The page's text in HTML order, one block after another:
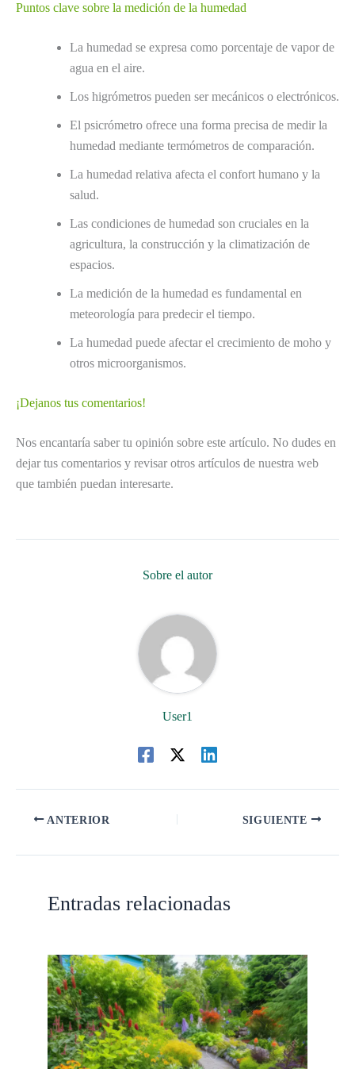
Puntos clave sobre la medición de la humedad
La humedad se expresa como porcentaje de vapor de
agua en el aire.
Los higrómetros pueden ser mecánicos o electrónicos.
El psicrómetro ofrece una forma precisa de medir la
humedad mediante termómetros de comparación.
La humedad relativa afecta el confort humano y la
salud.
Las condiciones de humedad son cruciales en la
agricultura, la construcción y la climatización de
espacios.
La medición de la humedad es fundamental en
meteorología para predecir el tiempo.
La humedad puede afectar el crecimiento de moho y
otros microorganismos.
¡Dejanos tus comentarios!
Nos encantaría saber tu opinión sobre este artículo. No dudes en
dejar tus comentarios y revisar otros artículos de nuestra web
que también puedan interesarte.
Sobre el autor
User1
ANTERIOR SIGUIENTE
Entradas relacionadas